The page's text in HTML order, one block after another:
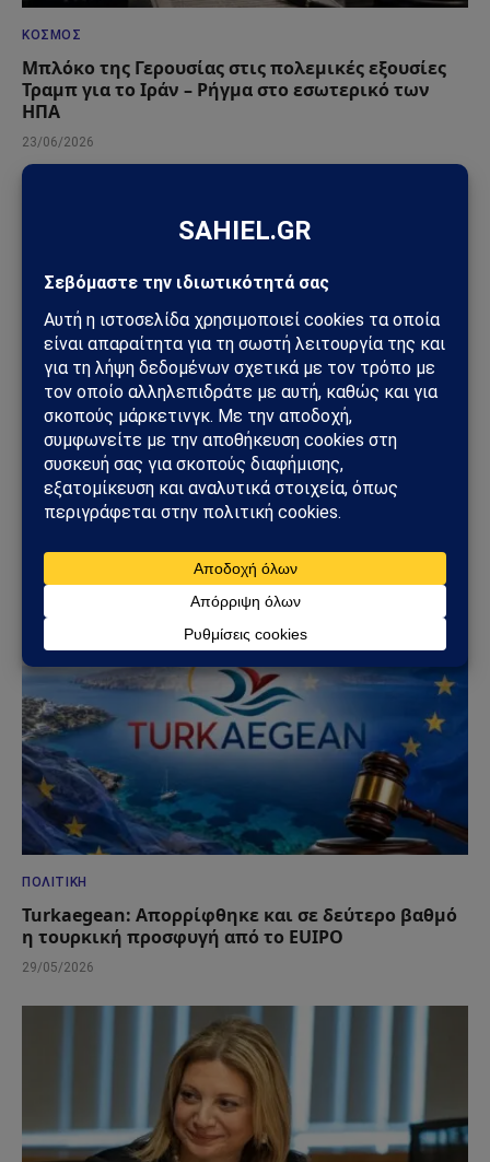
ΚΌΣΜΟΣ
Μπλόκο της Γερουσίας στις πολεμικές εξουσίες
Τραμπ για το Ιράν – Ρήγμα στο εσωτερικό των
ΗΠΑ
23/06/2026
ΠΟΛΙΤΙΚΉ
Κυριάκος Βελόπουλος: «Βυθίστε τους Τούρκους
στο Αιγαίο» – Η δήλωση που άναψε φωτιές στη
ΠΟΛΙΤΙΚΉ
Turkaegean: Απορρίφθηκε και σε δεύτερο βαθμό
η τουρκική προσφυγή από το EUIPO
29/05/2026